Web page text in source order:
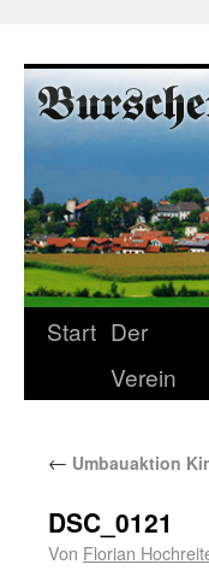
Start Der
Verein
← Umbauaktion
DSC_0121
Von Florian